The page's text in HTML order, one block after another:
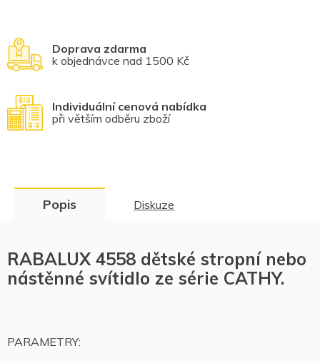
Doprava zdarma
k objednávce nad 1500 Kč
Individuální cenová nabídka
při větším odběru zboží
Popis Diskuze
RABALUX 4558 dětské stropní nebo
nástěnné svítidlo ze série CATHY.
PARAMETRY: